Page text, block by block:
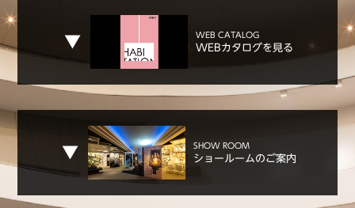
WEB CATALOG
WEBカタログを見る
SHOW ROOM
ショールームのご案内